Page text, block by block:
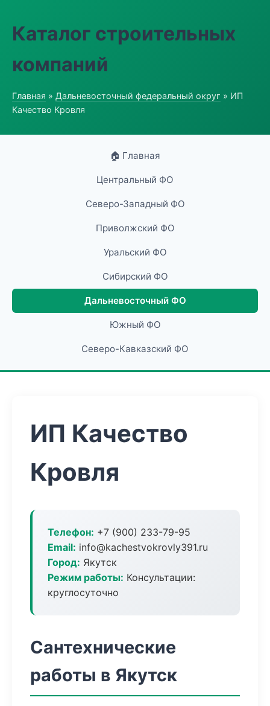
Каталог строительных
компаний
Главная » Дальневосточный федеральный округ » ИП
Качество Кровля
🏠 Главная
Центральный ФО
Северо-Западный ФО
Приволжский ФО
Уральский ФО
Сибирский ФО
Дальневосточный ФО
Южный ФО
Северо-Кавказский ФО
ИП Качество
Кровля
Телефон: +7 (900) 233-79-95
Email: info@kachestvokrovly391.ru
Город: Якутск
Режим работы: Консультации:
круглосуточно
Сантехнические
работы в Якутск